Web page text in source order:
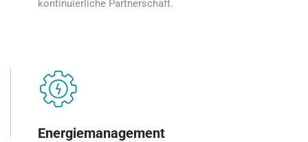
kontinuierliche Partnerschaft.
Energiemanagement